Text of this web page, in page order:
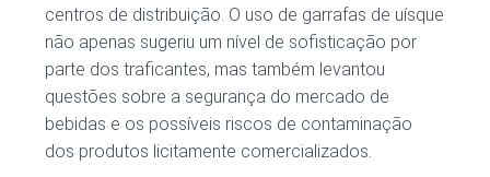
centros de distribuição. O uso de garrafas de uísque
não apenas sugeriu um nível de sofisticação por
parte dos traficantes, mas também levantou
questões sobre a segurança do mercado de
bebidas e os possíveis riscos de contaminação
dos produtos licitamente comercializados.